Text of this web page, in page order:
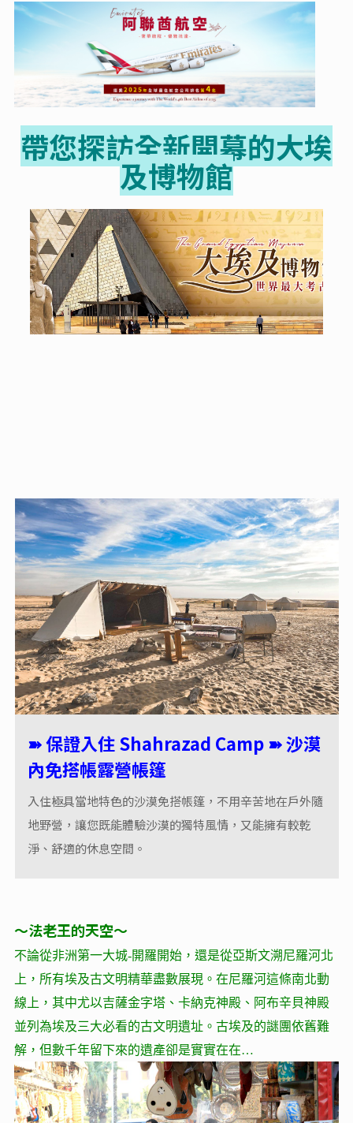
帶您探訪全新開幕的大埃
及博物館
➽保證入住 Shahrazad Camp ➽ 沙漠
內免搭帳露營帳篷
入住極具當地特色的沙漠免搭帳篷，不用辛苦地在戶外隨
地野營，讓您既能體驗沙漠的獨特風情，又能擁有較乾
淨、舒適的休息空間。
～法老王的天空～
不論從非洲第一大城-開羅開始，還是從亞斯文溯尼羅河北
上，所有埃及古文明精華盡數展現。在尼羅河這條南北動
線上，其中尤以吉薩金字塔、卡納克神殿、阿布辛貝神殿
並列為埃及三大必看的古文明遺址。古埃及的謎團依舊難
解，但數千年留下來的遺產卻是實實在在…